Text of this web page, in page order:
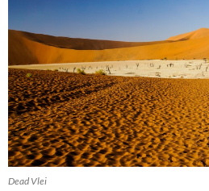
Dead Vlei